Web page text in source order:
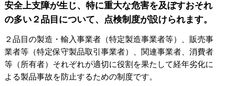
安全上支障が生じ、特に重大な危害を及ぼすおそれ
の多い２品目について、点検制度が設けられます。
２品目の製造・輸入事業者（特定製造事業者等）、販売事
業者等（特定保守製品取引事業者）、関連事業者、消費者
等（所有者）それぞれが適切に役割を果たして経年劣化に
よる製品事故を防止するための制度です。